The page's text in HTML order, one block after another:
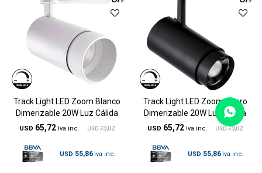
Track Light LED Zoom Blanco
Dimerizable 20W Luz Cálida
USD 65,72 USD 73,02
USD 55,86
Track Light LED Zoom Negro
Dimerizable 20W Luz Cálida
USD 65,72 USD 73,02
USD 55,86